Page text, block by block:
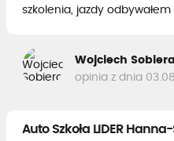
szkolenia, jazdy
Wojciech
opinia z dnia
Auto Szkoła LIDER